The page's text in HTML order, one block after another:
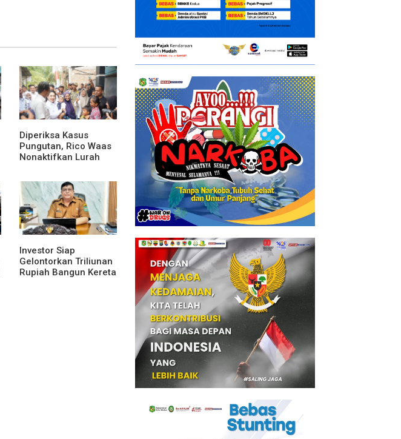
Diperiksa Kasus
Pungutan, Rico Waas
Nonaktifkan Lurah
Masyarakat
Investor Siap
Gelontorkan Triliunan
Rupiah Bangun Kereta